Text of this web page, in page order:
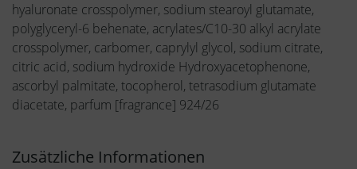
hyaluronate crosspolymer, sodium stearoyl glutamate,
polyglyceryl-6 behenate, acrylates/C10-30 alkyl acrylate
crosspolymer, carbomer, caprylyl glycol, sodium citrate,
citric acid, sodium hydroxide Hydroxyacetophenone,
ascorbyl palmitate, tocopherol, tetrasodium glutamate
diacetate, parfum [fragrance] 924/26
Zusätzliche Informationen